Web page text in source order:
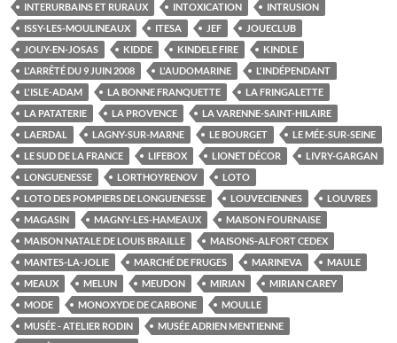
INTERURBAINS ET RURAUX
INTOXICATION
INTRUSION
ISSY-LES-MOULINEAUX
ITESA JEF
JOUECLUB
JOUY-EN-JOSAS
KIDDE KINDELE FIRE
KINDLE
L'ARRÊTÉ DU 9 JUIN 2008
L'AUDOMARINE
L'INDÉPENDANT
L'ISLE-ADAM
LA BONNE FRANQUETTE
LA FRINGALETTE
LA PATATERIE
LA PROVENCE
LA VARENNE-SAINT-HILAIRE
LAERDAL
LAGNY-SUR-MARNE LE BOURGET
LE MÉE-SUR-SEINE
LE SUD DE LA FRANCE
LIFEBOX LIONET DÉCOR
LIVRY-GARGAN
LONGUENESSE
LORTHOYRENOV
LOTO
LOTO DES POMPIERS DE LONGUENESSE
LOUVECIENNES
LOUVRES
MAGASIN
MAGNY-LES-HAMEAUX
MAISON FOURNAISE
MAISON NATALE DE LOUIS BRAILLE
MAISONS-ALFORT CEDEX
MANTES-LA-JOLIE
MARCHÉ DE FRUGES MARINEVA
MAULE
MEAUX
MELUN MEUDON MIRIAN
MIRIAN CAREY
MODE
MONOXYDE DE CARBONE
MOULLE
MUSÉE - ATELIER RODIN
MUSÉE ADRIEN MENTIENNE